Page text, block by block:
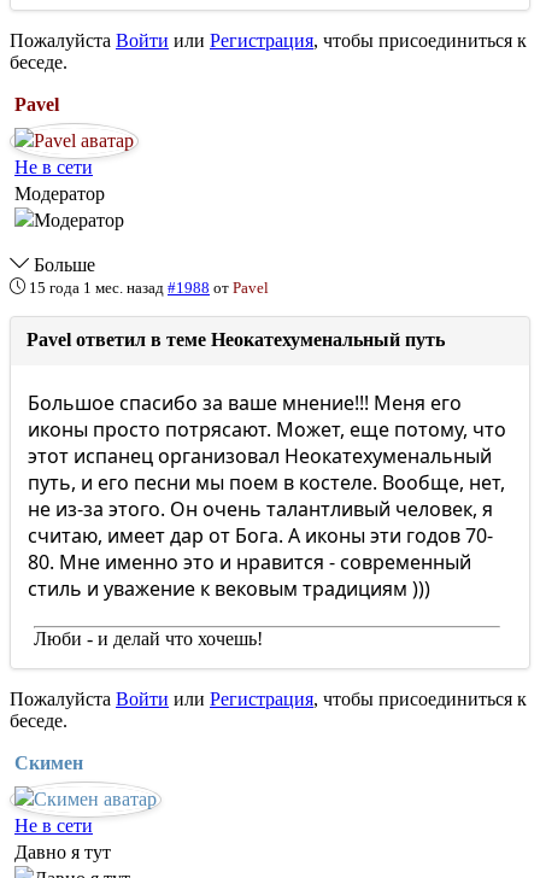
Пожалуйста Войти или Регистрация, чтобы присоединиться к
беседе.
Pavel
Не в сети
Модератор
Больше
15 года 1 мес. назад #1988 от Pavel
Pavel ответил в теме Неокатехуменальный путь
Большое спасибо за ваше мнение!!! Меня его
иконы просто потрясают. Может, еще потому, что
этот испанец организовал Неокатехуменальный
путь, и его песни мы поем в костеле. Вообще, нет,
не из-за этого. Он очень талантливый человек, я
считаю, имеет дар от Бога. А иконы эти годов 70-
80. Мне именно это и нравится - современный
стиль и уважение к вековым традициям )))
Люби - и делай что хочешь!
Пожалуйста Войти или Регистрация, чтобы присоединиться к
беседе.
Скимен
Не в сети
Давно я тут